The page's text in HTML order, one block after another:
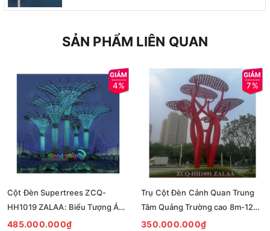
SẢN PHẨM LIÊN QUAN
4%
Cột Đèn Supertrees ZCQ-
HH1019 ZALAA: Biểu Tượng Ánh
Sáng Cho Đại Đô Thị
485.000.000₫
7%
Trụ Cột Đèn Cảnh Quan Trung
Tâm Quảng Trường cao 8m-12m
ZCQ-HH1001 ZALAA Fortune
350.000.000₫